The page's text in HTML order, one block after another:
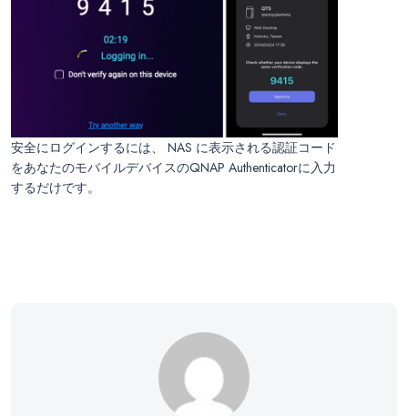
安全にログインするには、 NAS に表示される認証コード
をあなたのモバイルデバイスのQNAP Authenticatorに入力
するだけです。